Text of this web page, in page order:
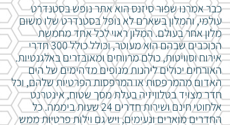
כבר אמרנו שפור סיזנס הוא אתר נופש בסטנדרט
עולמי, והמלון בשארם לא נופל בסטנדרט שלו משום
מלון אחר בעולם. המלון ראוי לכל אחד מחמשת
הכוכבים שבהם הוא מעוטר, וכולל
כולל 300 חדרי
אירוח וסוויטות, כולם מרווחים ומאובזרים באלגנטיות.
האורחים יכולים ליהנות מנופים מדהימים של הים
האדום מהמרפסות או המרפסות הפרטיות שלהם, וכל
חדר מצויד בטלוויזיה בעלת מסך שטוח, אינטרנט
אלחוטי חינם ושירות חדרים 24 שעות ביממה. כל
החדרים מוארים ונעימים, ויש גם וילות פרטיות ממש